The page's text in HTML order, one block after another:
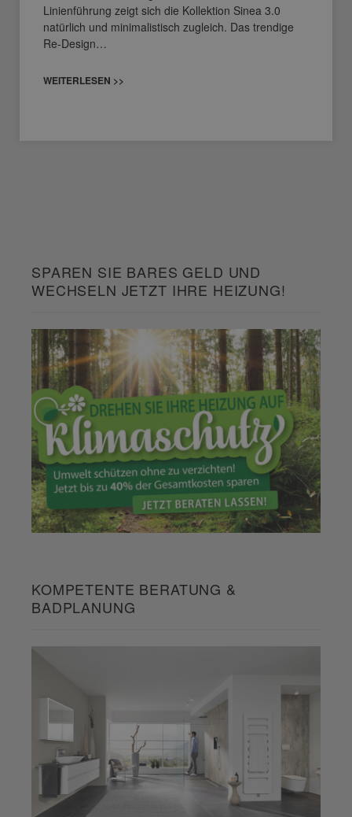
Linienführung zeigt sich die Kollektion Sinea 3.0
natürlich und minimalistisch zugleich. Das trendige
Re-Design…
WEITERLESEN >>
SPAREN SIE BARES GELD UND
WECHSELN JETZT IHRE HEIZUNG!
KOMPETENTE BERATUNG &
BADPLANUNG